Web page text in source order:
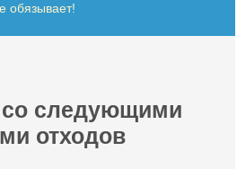
обязывает!
со следующими
отходов